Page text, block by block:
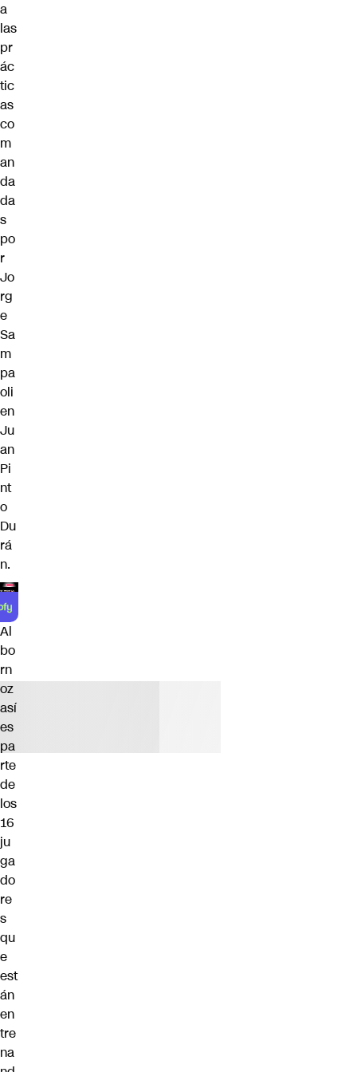
a
las
pr
ác
tic
as
co
m
an
da
da
s
po
r
Jo
rg
e
Sa
m
pa
oli
en
Ju
an
Pi
nt
o
Du
rá
n.
Al
bo
rn
oz
así
es
pa
rte
de
los
16
ju
ga
do
re
s
qu
e
est
án
en
tre
na